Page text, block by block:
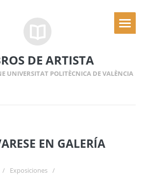
DE ARTISTA
UNIVERSITAT POLITÈCNICA DE VALÈNCIA
EN GALERÍA
/ Exposiciones /